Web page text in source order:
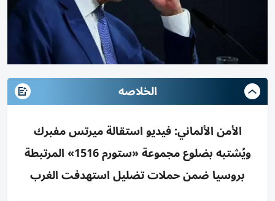
الخلاصه
الأمن الألماني: فيديو استقالة ميرتس مفبرك
ويُشتبه بضلوع مجموعة «ستورم 1516» المرتبطة
بروسيا ضمن حملات تضليل استهدفت الغرب